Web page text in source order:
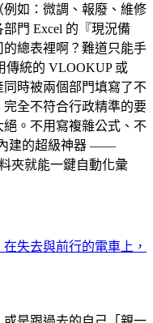
如：微調、報廢、維修
門 Excel 的『現況備
總表裡啊？難道只能手
傳統的 VLOOKUP 或
時被兩個部門填寫了不
全不符合行政精準的要
。不用寫複雜公式、不
建的超級神器 ——
夾就能一鍵自動化彙
失去與前行的電車上，